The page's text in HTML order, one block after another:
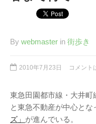
By webmaster in 街歩き
2010年7月23日 コメント
東急田園都市線・大井
と東急不動産が中心とな
ズ」 が進んでいる。